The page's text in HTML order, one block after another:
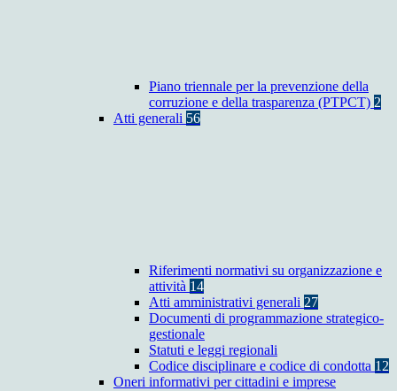
Piano triennale per la prevenzione della
corruzione e della trasparenza (PTPCT) 2
Atti generali 56
Riferimenti normativi su organizzazione e
attività 14
Atti amministrativi generali 27
Documenti di programmazione strategico-
gestionale
Statuti e leggi regionali
Codice disciplinare e codice di condotta 12
Oneri informativi per cittadini e imprese